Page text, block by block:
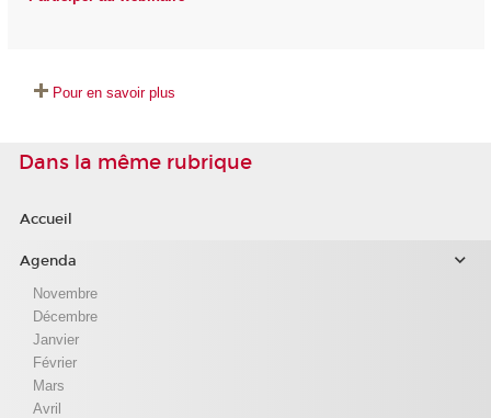
Pour en savoir plus
Dans la même rubrique
Accueil
Agenda
Novembre
Décembre
Janvier
Février
Mars
Avril